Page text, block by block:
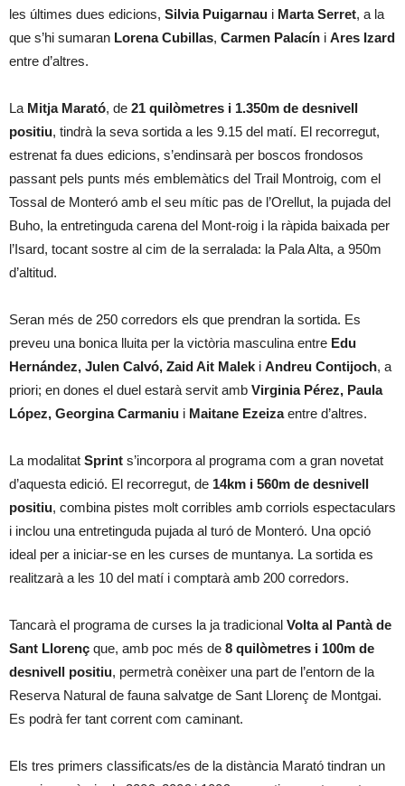
les últimes dues edicions, Silvia Puigarnau i Marta Serret, a la
que s’hi sumaran Lorena Cubillas, Carmen Palacín i Ares Izard
entre d’altres.
La Mitja Marató, de 21 quilòmetres i 1.350m de desnivell
positiu, tindrà la seva sortida a les 9.15 del matí. El recorregut,
estrenat fa dues edicions, s’endinsarà per boscos frondosos
passant pels punts més emblemàtics del Trail Montroig, com el
Tossal de Monteró amb el seu mític pas de l’Orellut, la pujada del
Buho, la entretinguda carena del Mont-roig i la ràpida baixada per
l’Isard, tocant sostre al cim de la serralada: la Pala Alta, a 950m
d’altitud.
Seran més de 250 corredors els que prendran la sortida. Es
preveu una bonica lluita per la victòria masculina entre Edu
Hernández, Julen Calvó, Zaid Ait Malek i Andreu Contijoch, a
priori; en dones el duel estarà servit amb Virginia Pérez, Paula
López, Georgina Carmaniu i Maitane Ezeizaentre d’altres.
La modalitat Sprint s’incorpora al programa com a gran novetat
d’aquesta edició. El recorregut, de 14km i 560m de desnivell
positiu, combina pistes molt corribles amb corriols espectaculars
i inclou una entretinguda pujada al turó de Monteró. Una opció
ideal per a iniciar-se en les curses de muntanya. La sortida es
realitzarà a les 10 del matí i comptarà amb 200 corredors.
Tancarà el programa de curses la ja tradicional Volta al Pantà de
Sant Llorenç que, amb poc més de 8 quilòmetres i 100m de
desnivell positiu, permetrà conèixer una part de l’entorn de la
Reserva Natural de fauna salvatge de Sant Llorenç de Montgai.
Es podrà fer tant corrent com caminant.
Els tres primers classificats/es de la distància Marató tindran un